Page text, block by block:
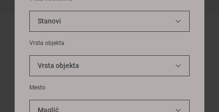
Vrsta objekta
Mesto